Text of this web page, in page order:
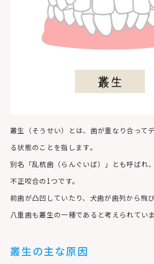
叢生（そうせい）とは、歯が重なり合って
る状態のことを指します。
別名「乱杭歯（らんぐいば）」とも呼ばれ
不正咬合の1つです。
前歯が凸凹していたり、犬歯が歯列から飛
八重歯も叢生の一種であると考えられていま
叢生の主な原因